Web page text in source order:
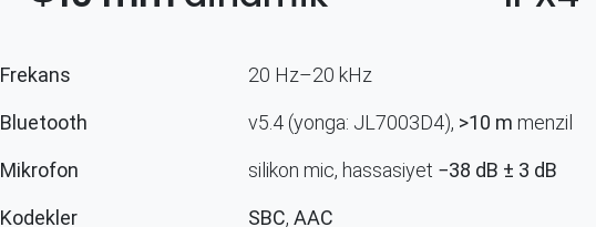
Frekans 20 Hz–20 kHz
Bluetooth ​ v5.4 (yonga: JL7003D4), >10 m menzil
Mikrofon silikon mic, hassasiyet −38 dB ± 3 dB
Kodekler ​ SBC, AAC